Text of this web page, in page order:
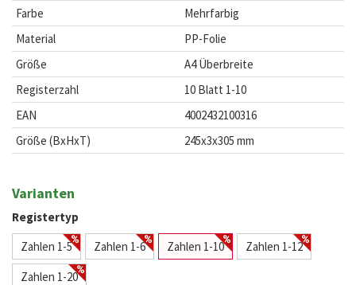
Farbe
Mehrfarbig
Material
PP-Folie
Größe
A4 Überbreite
Registerzahl
10 Blatt 1-10
EAN
4002432100316
Größe (BxHxT)
245x3x305 mm
Varianten
Registertyp
Zahlen 1-5
Zahlen 1-6 Zahlen 1-10
Zahlen 1-12
Zahlen 1-20